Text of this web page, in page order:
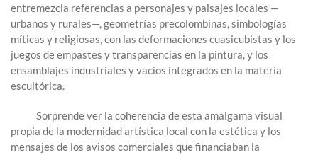
entremezcla referencias a personajes y paisajes locales —
urbanos y rurales—, geometrías precolombinas, simbologías
míticas y religiosas, con las deformaciones cuasicubistas y los
juegos de empastes y transparencias en la pintura, y los
ensamblajes industriales y vacíos integrados en la materia
escultórica.
Sorprende ver la coherencia de esta amalgama visual
propia de la modernidad artística local con la estética y los
mensajes de los avisos comerciales que financiaban la